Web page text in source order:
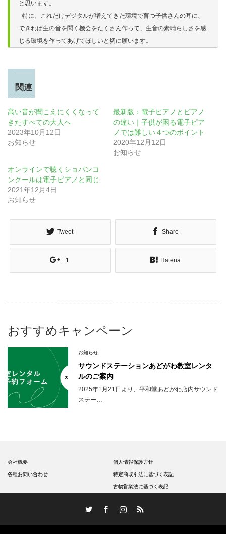
と思います。
できれば生の音を聞く機会をたくさん作って、生音の素晴らしさを感
じる環境を作ってあげてほしいと切に願います。
関連
高い音が聞こえにくくなって
きたすべての大人へ
2023年10月12日
お知らせ
最新版：電子ピアノとピアノ
の違い｜子供が困る電子ピア
ノでは難しい４つのポイント
2020年12月12日
お知らせ
オンラインで聴くショパンコ
ンクールは電子ピアノと同じ
2021年12月4日
お知らせ
Tweet Share
+1 Hatena
おすすめキャンペーン
お知らせ
サウンドステーションあどがわ教室レンタ
ルのご案内
2025年1月21日より、平和堂あどがわ店内サウンド
ステー…
会社概要
各種お問い合わせ
個人情報保護方針
特定商取引法に基づく表記
古物営業法に基づく表記
InstagramRSS